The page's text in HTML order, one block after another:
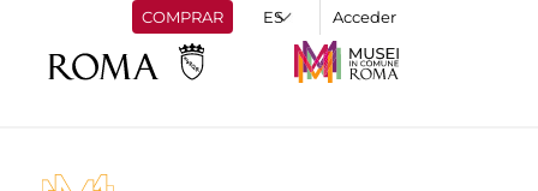
COMPRAR Acceder